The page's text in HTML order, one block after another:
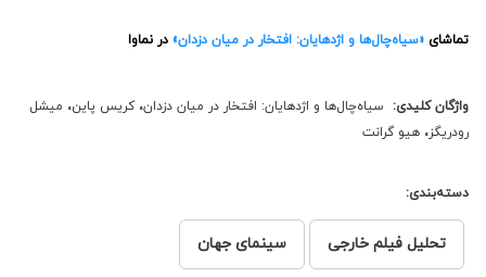
تماشای «سیاه‌‌چال‌‌ها و اژدهایان: افتخار در میان دزدان» در نماوا
واژگان کلیدی: سیاه‌‌چال‌‌ها و اژدهایان: افتخار در میان دزدان، کریس پاین، میشل
رودریگز، هیو گرانت
دسته‌بندی:
تحلیل فیلم خارجی سینمای جهان